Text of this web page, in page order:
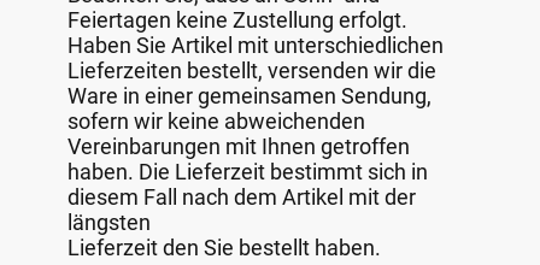
Feiertagen keine Zustellung erfolgt.
Haben Sie Artikel mit unterschiedlichen
Lieferzeiten bestellt, versenden wir die
Ware in einer gemeinsamen Sendung,
sofern wir keine abweichenden
Vereinbarungen mit Ihnen getroffen
haben. Die Lieferzeit bestimmt sich in
diesem Fall nach dem Artikel mit der
längsten
Lieferzeit den Sie bestellt haben.